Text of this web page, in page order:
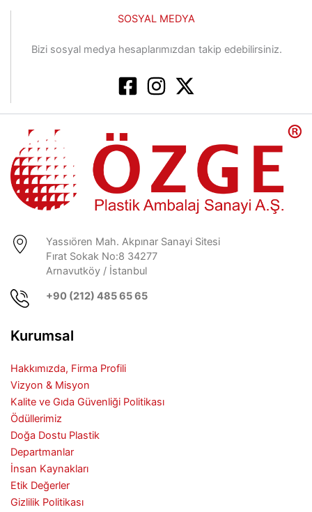
SOSYAL MEDYA
Bizi sosyal medya hesaplarımızdan takip edebilirsiniz.
Yassıören Mah. Akpınar Sanayi Sitesi
Fırat Sokak No:8 34277
Arnavutköy / İstanbul
+90 (212) 485 65 65
Kurumsal
Hakkımızda, Firma Profili
Vizyon & Misyon
Kalite ve Gıda Güvenliği Politikası
Ödüllerimiz
Doğa Dostu Plastik
Departmanlar
İnsan Kaynakları
Etik Değerler
Gizlilik Politikası